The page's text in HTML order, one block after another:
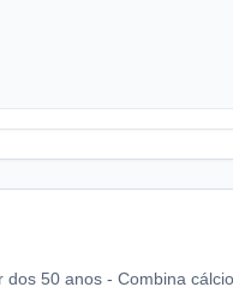
50 anos - Combina